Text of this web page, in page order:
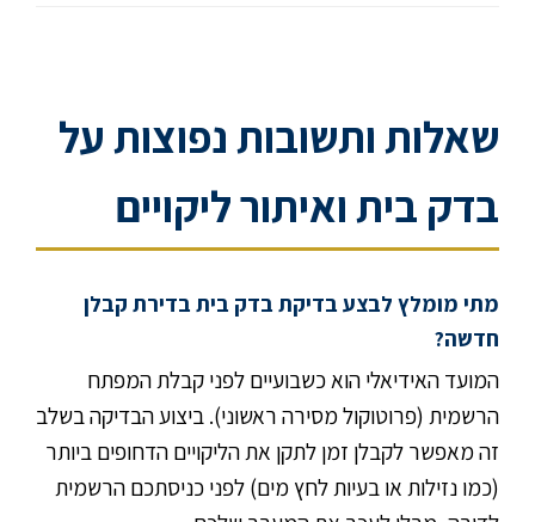
שאלות ותשובות נפוצות על
בדק בית ואיתור ליקויים
מתי מומלץ לבצע בדיקת בדק בית בדירת קבלן
חדשה?
המועד האידיאלי הוא כשבועיים לפני קבלת המפתח
הרשמית (פרוטוקול מסירה ראשוני). ביצוע הבדיקה בשלב
זה מאפשר לקבלן זמן לתקן את הליקויים הדחופים ביותר
(כמו נזילות או בעיות לחץ מים) לפני כניסתכם הרשמית